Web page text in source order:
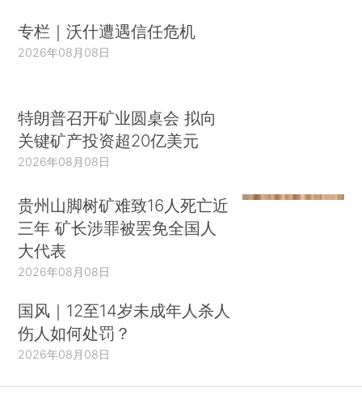
专栏｜沃什遭遇信任危机
2026年08月08日
特朗普召开矿业圆桌会 拟向
关键矿产投资超20亿美元
2026年08月08日
贵州山脚树矿难致16人死亡近
三年 矿长涉罪被罢免全国人
大代表
2026年08月08日
国风｜12至14岁未成年人杀人
伤人如何处罚？
2026年08月08日